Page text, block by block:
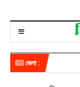
জেলা :